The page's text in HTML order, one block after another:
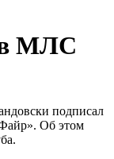
в МЛС
подписал
Об этом